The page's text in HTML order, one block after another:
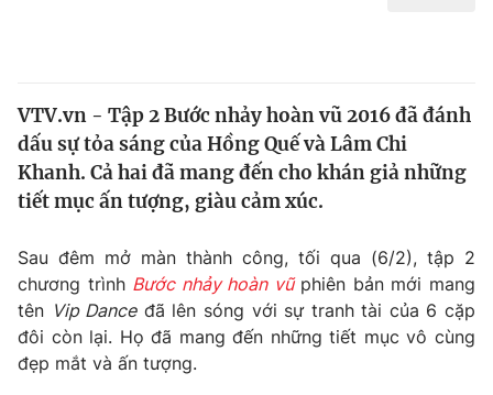
Thế giới
Tin tức
Thế giới đó đây
Câu chuyện quốc tế
Kinh tế
Thị trường
Góc doanh nghiệp
Dữ liệu và đời sống
Truyền hình
Phim VTV
Giải trí
VTV.vn - Tập 2 Bước nhảy hoàn vũ 2016 đã đánh
dấu sự tỏa sáng của Hồng Quế và Lâm Chi
Khanh. Cả hai đã mang đến cho khán giả những
tiết mục ấn tượng, giàu cảm xúc.
Sau đêm mở màn thành công, tối qua (6/2), tập 2
chương trình Bước nhảy hoàn vũphiên bản mới mang
tên Vip Danceđã lên sóng với sự tranh tài của 6 cặp
đôi còn lại. Họ đã mang đến những tiết mục vô cùng
đẹp mắt và ấn tượng.